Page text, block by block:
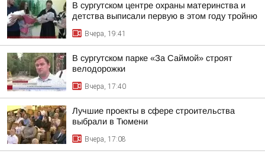
В сургутском центре охраны материнства и
детства выписали первую в этом году тройню
Вчера, 19:41
В сургутском парке «За Саймой» строят
велодорожки
Вчера, 17:40
Лучшие проекты в сфере строительства
выбрали в Тюмени
Вчера, 17:08